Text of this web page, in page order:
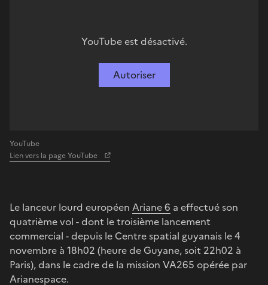
YouTube est désactivé.
Autoriser
YouTube
Lien vers la page YouTube
Le lanceur lourd européen Ariane 6 a effectué son
quatrième vol - dont le troisième lancement
commercial - depuis le Centre spatial guyanais le 4
novembre à 18h02 (heure de Guyane, soit 22h02 à
Paris), dans le cadre de la mission VA265 opérée par
Arianespace.